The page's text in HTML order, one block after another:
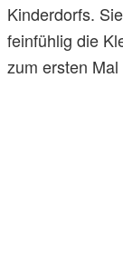
Kinderdorfs.
feinfühlig die
zum ersten